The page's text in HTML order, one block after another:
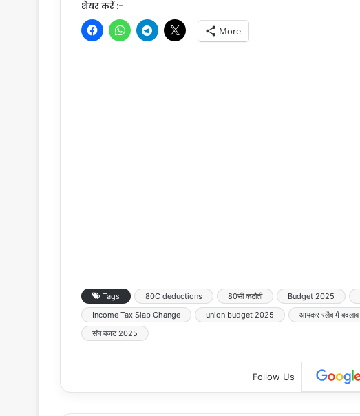
शेयर करें :-
More
Tags 80C deductions 80सी कटौती Budget 2025
Income Tax Slab Change
union budget 2025 आयकर स्लैब में बदलाव
संघ बजट 2025
Follow Us